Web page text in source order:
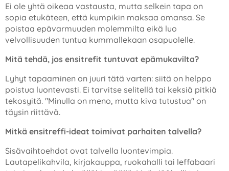
Ei ole yhtä oikeaa vastausta, mutta selkein tapa on
sopia etukäteen, että kumpikin maksaa omansa. Se
poistaa epävarmuuden molemmilta eikä luo
velvollisuuden tuntua kummallekaan osapuolelle.
Mitä tehdä, jos ensitrefit tuntuvat epämukavilta?
Lyhyt tapaaminen on juuri tätä varten: siitä on helppo
poistua luontevasti. Ei tarvitse selitellä tai keksiä pitkiä
tekosyitä. "Minulla on meno, mutta kiva tutustua" on
täysin riittävä.
Mitkä ensitreffi-ideat toimivat parhaiten talvella?
Sisävaihtoehdot ovat talvella luontevimpia.
Lautapelikahvila, kirjakauppa, ruokahalli tai leffabaari